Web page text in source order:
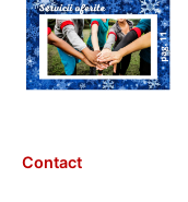
Contact